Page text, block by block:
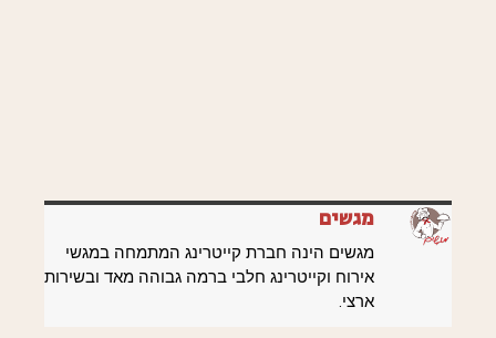
מגשים
מגשים הינה חברת קייטרינג המתמחה במגשי
אירוח וקייטרינג חלבי ברמה גבוהה מאד ובשירות
ארצי.